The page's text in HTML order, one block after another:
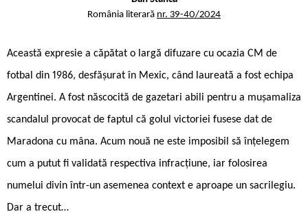
România literară nr. 39-40/2024
Această expresie a căpătat o largă difuzare cu ocazia CM de
fotbal din 1986, desfășurat în Mexic, când laureată a fost echipa
Argentinei. A fost născocită de gazetari abili pentru a mușamaliza
scandalul provocat de faptul că golul victoriei fusese dat de
Maradona cu mâna. Acum nouă ne este imposibil să înțelegem
cum a putut fi validată respectiva infracțiune, iar folosirea
numelui divin într-un asemenea context e aproape un sacrilegiu.
Dar a trecut…